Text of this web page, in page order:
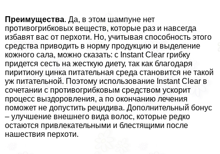
Преимущества. Да, в этом шампуне нет
противогрибковых веществ, которые раз и навсегда
избавят вас от перхоти. Но, учитывая способность этого
средства приводить в норму продукцию и выделение
кожного сала, можно сказать: с Instant Clear грибку
придется сесть на жесткую диету, так как благодаря
пиритиону цинка питательная среда становится не такой
уж питательной. Поэтому использование Instant Clear в
сочетании с противогрибковым средством ускорит
процесс выздоровления, а по окончанию лечения
поможет не допустить рецидива. Дополнительный бонус
– улучшение внешнего вида волос, которые редко
остаются привлекательными и блестящими после
нашествия перхоти.